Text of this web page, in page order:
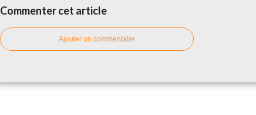
Commenter cet article
Ajouter un commentaire